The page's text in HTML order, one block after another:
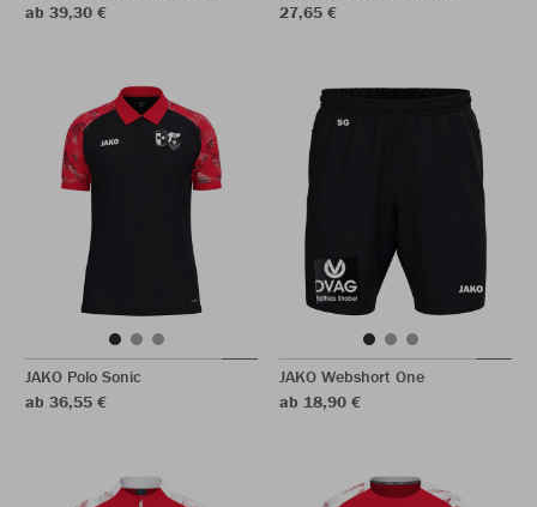
ab 39,30 €
27,65 €
JAKO Polo Sonic
ab 36,55 €
JAKO Webshort One
ab 18,90 €